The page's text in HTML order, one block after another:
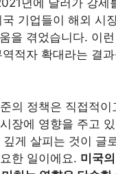
년에 달러가 강세
국 기업들이 해외 시
을 겪었습니다. 이
역적자 확대라는 결
의 정책은 직접적이
장에 영향을 주고
게 살피는 것이 글
한 일이에요. 미국